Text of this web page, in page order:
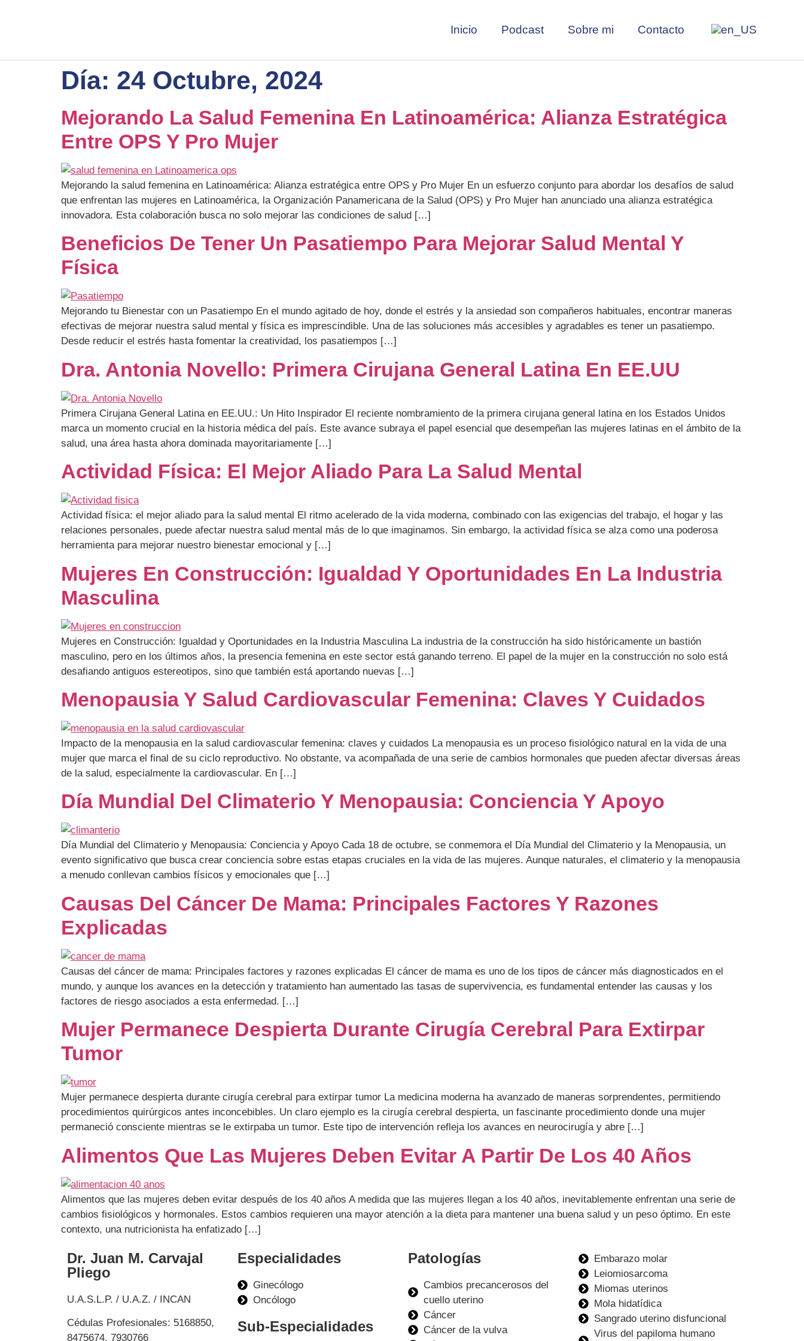
Inicio Podcast Sobre mi Contacto
Día: 24 Octubre, 2024
Mejorando La Salud Femenina En Latinoamérica: Alianza Estratégica
Entre OPS Y Pro Mujer
Mejorando la salud femenina en Latinoamérica: Alianza estratégica entre OPS y Pro Mujer En un esfuerzo conjunto para abordar los desafíos de salud
que enfrentan las mujeres en Latinoamérica, la Organización Panamericana de la Salud (OPS) y Pro Mujer han anunciado una alianza estratégica
innovadora. Esta colaboración busca no solo mejorar las condiciones de salud […]
Beneficios De Tener Un Pasatiempo Para Mejorar Salud Mental Y
Física
Mejorando tu Bienestar con un Pasatiempo En el mundo agitado de hoy, donde el estrés y la ansiedad son compañeros habituales, encontrar maneras
efectivas de mejorar nuestra salud mental y física es imprescindible. Una de las soluciones más accesibles y agradables es tener un pasatiempo.
Desde reducir el estrés hasta fomentar la creatividad, los pasatiempos […]
Dra. Antonia Novello: Primera Cirujana General Latina En EE.UU
Primera Cirujana General Latina en EE.UU.: Un Hito Inspirador El reciente nombramiento de la primera cirujana general latina en los Estados Unidos
marca un momento crucial en la historia médica del país. Este avance subraya el papel esencial que desempeñan las mujeres latinas en el ámbito de la
salud, una área hasta ahora dominada mayoritariamente […]
Actividad Física: El Mejor Aliado Para La Salud Mental
Actividad física: el mejor aliado para la salud mental El ritmo acelerado de la vida moderna, combinado con las exigencias del trabajo, el hogar y las
relaciones personales, puede afectar nuestra salud mental más de lo que imaginamos. Sin embargo, la actividad física se alza como una poderosa
herramienta para mejorar nuestro bienestar emocional y […]
Mujeres En Construcción: Igualdad Y Oportunidades En La Industria
Masculina
Mujeres en Construcción: Igualdad y Oportunidades en la Industria Masculina La industria de la construcción ha sido históricamente un bastión
masculino, pero en los últimos años, la presencia femenina en este sector está ganando terreno. El papel de la mujer en la construcción no solo está
desafiando antiguos estereotipos, sino que también está aportando nuevas […]
Menopausia Y Salud Cardiovascular Femenina: Claves Y Cuidados
Impacto de la menopausia en la salud cardiovascular femenina: claves y cuidados La menopausia es un proceso fisiológico natural en la vida de una
mujer que marca el final de su ciclo reproductivo. No obstante, va acompañada de una serie de cambios hormonales que pueden afectar diversas áreas
de la salud, especialmente la cardiovascular. En […]
Día Mundial Del Climaterio Y Menopausia: Conciencia Y Apoyo
Día Mundial del Climaterio y Menopausia: Conciencia y Apoyo Cada 18 de octubre, se conmemora el Día Mundial del Climaterio y la Menopausia, un
evento significativo que busca crear conciencia sobre estas etapas cruciales en la vida de las mujeres. Aunque naturales, el climaterio y la menopausia
a menudo conllevan cambios físicos y emocionales que […]
Causas Del Cáncer De Mama: Principales Factores Y Razones
Explicadas
Causas del cáncer de mama: Principales factores y razones explicadas El cáncer de mama es uno de los tipos de cáncer más diagnosticados en el
mundo, y aunque los avances en la detección y tratamiento han aumentado las tasas de supervivencia, es fundamental entender las causas y los
factores de riesgo asociados a esta enfermedad. […]
Mujer Permanece Despierta Durante Cirugía Cerebral Para Extirpar
Tumor
Mujer permanece despierta durante cirugía cerebral para extirpar tumor La medicina moderna ha avanzado de maneras sorprendentes, permitiendo
procedimientos quirúrgicos antes inconcebibles. Un claro ejemplo es la cirugía cerebral despierta, un fascinante procedimiento donde una mujer
permaneció consciente mientras se le extirpaba un tumor. Este tipo de intervención refleja los avances en neurocirugía y abre […]
Alimentos Que Las Mujeres Deben Evitar A Partir De Los 40 Años
Alimentos que las mujeres deben evitar después de los 40 años A medida que las mujeres llegan a los 40 años, inevitablemente enfrentan una serie de
cambios fisiológicos y hormonales. Estos cambios requieren una mayor atención a la dieta para mantener una buena salud y un peso óptimo. En este
contexto, una nutricionista ha enfatizado […]
Dr. Juan M. Carvajal
Pliego
U.A.S.L.P. / U.A.Z. / INCAN
Cédulas Profesionales: 5168850,
8475674, 7930766
Especialidades
Ginecólogo
Oncólogo
Sub-Especialidades
Patologías
Cambios precancerosos del
cuello uterino
Cáncer
Cáncer de la vulva
Embarazo molar
Leiomiosarcoma
Miomas uterinos
Mola hidatídica
Sangrado uterino disfuncional
Virus del papiloma humano